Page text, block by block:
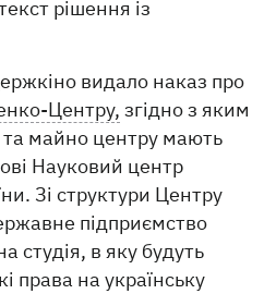
рішення із
видало наказ про
Центру, згідно з яким
та майно центру мають
Науковий центр
Зі структури Центру
підприємство
студія, в яку будуть
права на українську